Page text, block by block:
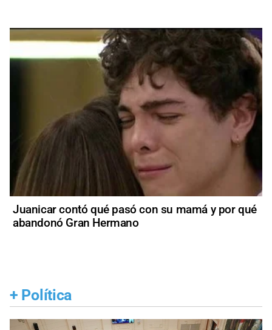
Juanicar contó qué pasó con su mamá y por qué
abandonó Gran Hermano
+ Política